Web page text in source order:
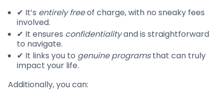
✔ It’s entirely freeof charge, with no sneaky fees
involved.
✔ It ensures confidentialityand is straightforward
to navigate.
✔ It links you to genuine programsthat can truly
impact your life.
Additionally, you can: